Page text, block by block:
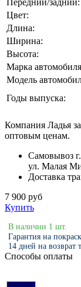
Цвет:
Длина:
Ширина:
Высота:
Марка
Модель
Годы выпуска:
Компания Ладья
оптовым ценам.
Самовывоз
ул. Малая
Доставка
7 900 руб
Купить
В наличии 1 шт.
Гарантия на
14 дней на возврат
Способы оплаты